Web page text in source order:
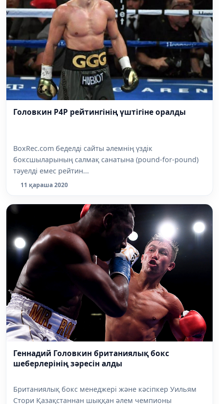
Головкин P4P рейтингінің үштігіне оралды
BoxRec.com беделді сайты әлемнің үздік
боксшыларының салмақ санатына (pound-for-pound)
тәуелді емес рейтин...
11 қараша 2020
Геннадий Головкин британиялық бокс
шеберлерінің зәресін алды
Британиялық бокс менеджері және кәсіпкер Уильям
Стори Қазақстаннан шыққан әлем чемпионы